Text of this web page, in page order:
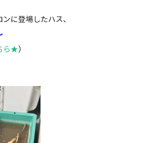
に登場したハス、
ら★）